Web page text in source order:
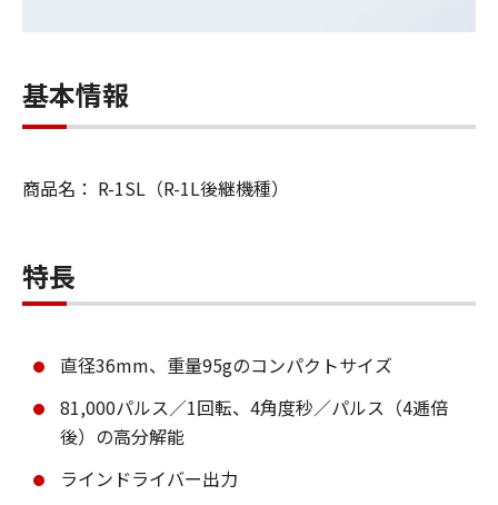
基本情報
商品名： R-1SL（R-1L後継機種）
特長
直径36mm、重量95gのコンパクトサイズ
81,000パルス／1回転、4角度秒／パルス（4逓倍
後）の高分解能
ラインドライバー出力